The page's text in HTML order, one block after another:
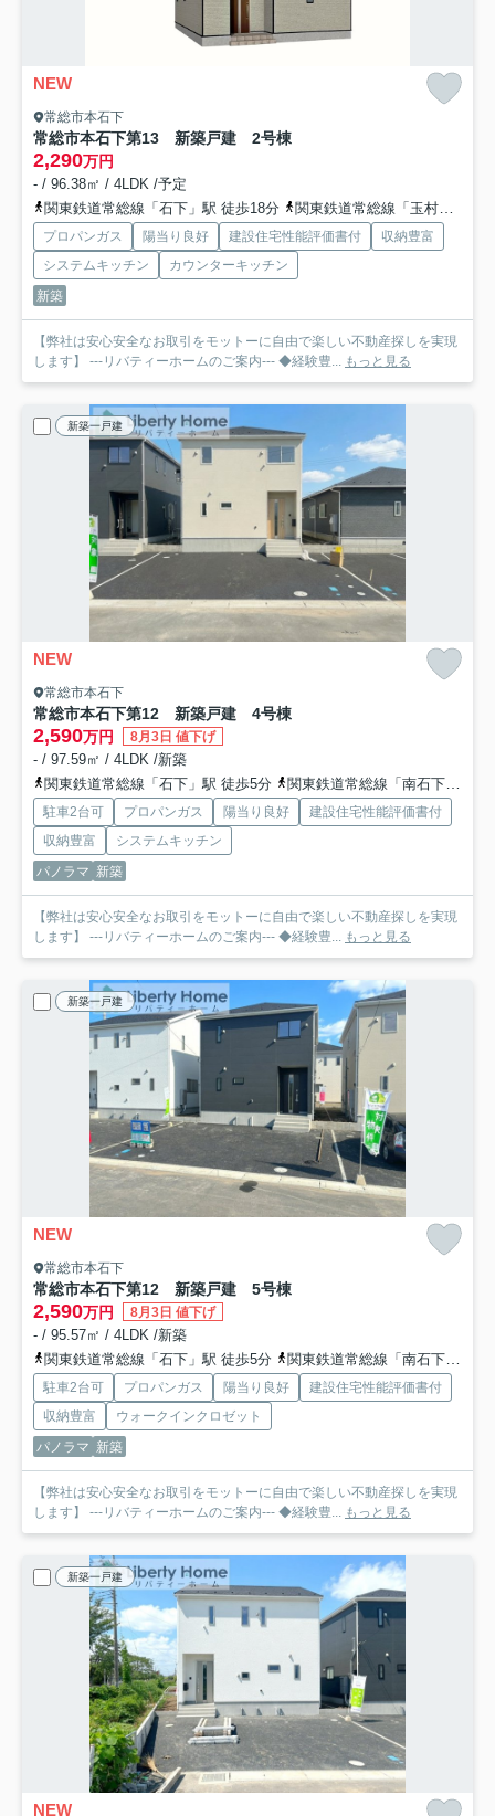
NEW
常総市本石下
常総市本石下第13 新築戸建 2号棟
2,290万円
- / 96.38㎡ / 4LDK /予定
関東鉄道常総線「石下」駅 徒歩18分
関東鉄道常総線「玉村」駅 徒歩22分
プロパンガス 陽当り良好 建設住宅性能評価書付
収納豊富
システムキッチン
カウンターキッチン
新築
【弊社は安心安全なお取引をモットーに自由で楽しい不動産探しを実現
します】 ---リバティーホームのご案内--- ◆経験豊... もっと見る
新築一戸建
NEW
常総市本石下
常総市本石下第12 新築戸建 4号棟
2,590万円 8月3日 値下げ
- / 97.59㎡ / 4LDK /新築
関東鉄道常総線「石下」駅 徒歩5分
関東鉄道常総線「南石下」駅 徒歩24分
駐車2台可 プロパンガス 陽当り良好
建設住宅性能評価書付
収納豊富
システムキッチン
パノラマ 新築
【弊社は安心安全なお取引をモットーに自由で楽しい不動産探しを実現
します】 ---リバティーホームのご案内--- ◆経験豊... もっと見る
新築一戸建
NEW
常総市本石下
常総市本石下第12 新築戸建 5号棟
2,590万円 8月3日 値下げ
- / 95.57㎡ / 4LDK /新築
関東鉄道常総線「石下」駅 徒歩5分
関東鉄道常総線「南石下」駅 徒歩24分
駐車2台可 プロパンガス 陽当り良好
建設住宅性能評価書付
収納豊富
ウォークインクロゼット
パノラマ 新築
【弊社は安心安全なお取引をモットーに自由で楽しい不動産探しを実現
します】 ---リバティーホームのご案内--- ◆経験豊... もっと見る
新築一戸建
NEW